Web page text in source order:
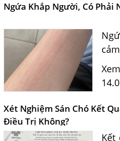
Ngứa Khắp Người, Có Phải
Xét Nghiệm Sán Chó Kết
Điều Trị Không?
Kết